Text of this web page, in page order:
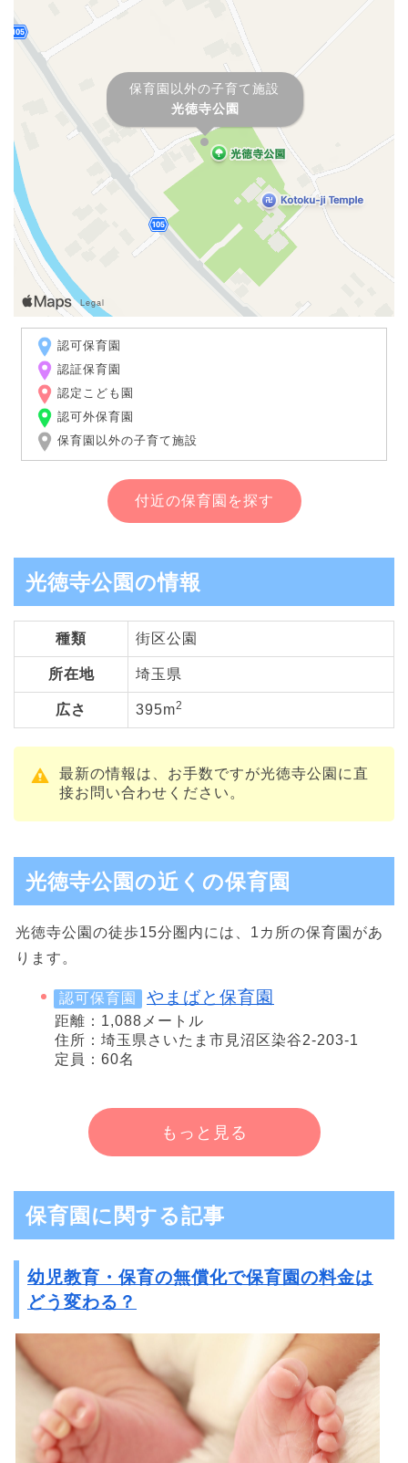
保育園以外の子育て施設
光徳寺公園
認可保育園
認証保育園
認定こども園
認可外保育園
保育園以外の子育て施設
付近の保育園を探す
光徳寺公園の情報
種類 街区公園
所在地 埼玉県
広さ 395m2
最新の情報は、お手数ですが光徳寺公園に直
接お問い合わせください。
光徳寺公園の近くの保育園
光徳寺公園の徒歩15分圏内には、1カ所の保育園があ
ります。
認可保育園 やまばと保育園
距離：1,088メートル
住所：埼玉県さいたま市見沼区染谷2-203-1
定員：60名
もっと見る
保育園に関する記事
幼児教育・保育の無償化で保育園の料金は
どう変わる？